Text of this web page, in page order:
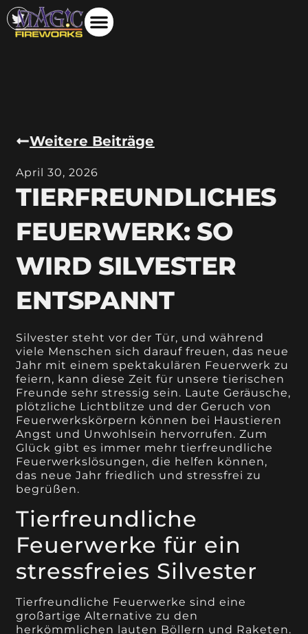
Weitere Beiträge
April 30, 2026
TIERFREUNDLICHES
FEUERWERK: SO
WIRD SILVESTER
ENTSPANNT
Silvester steht vor der Tür, und während
viele Menschen sich darauf freuen, das neue
Jahr mit einem spektakulären Feuerwerk zu
feiern, kann diese Zeit für unsere tierischen
Freunde sehr stressig sein. Laute Geräusche,
plötzliche Lichtblitze und der Geruch von
Feuerwerkskörpern können bei Haustieren
Angst und Unwohlsein hervorrufen. Zum
Glück gibt es immer mehr tierfreundliche
Feuerwerkslösungen, die helfen können,
das neue Jahr friedlich und stressfrei zu
begrüßen.
Tierfreundliche
Feuerwerke für ein
stressfreies Silvester
Tierfreundliche Feuerwerke sind eine
großartige Alternative zu den
herkömmlichen lauten Böllern und Raketen.